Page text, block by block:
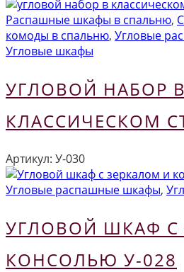
Распашные шкафы в спальню,
комоды в спальню, Угловые
Угловые шкафы
УГЛОВОЙ НАБОР В
КЛАССИЧЕСКОМ
Артикул: У-030
Угловые распашные шкафы,
УГЛОВОЙ ШКАФ С
КОНСОЛЬЮ У-028